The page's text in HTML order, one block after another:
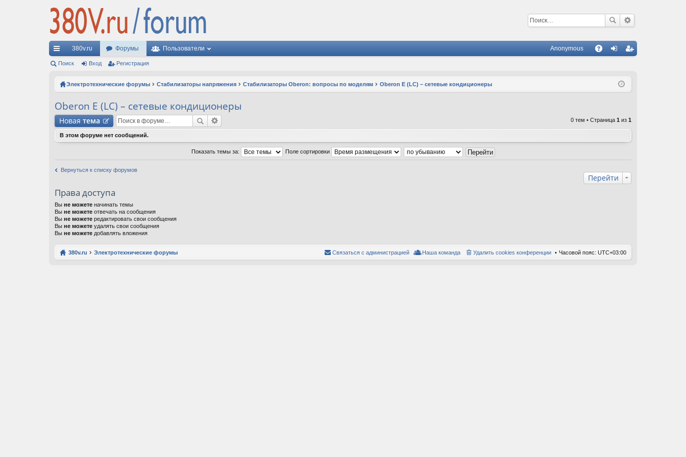
С
с
и
380v.ru Форумы Пользователи Anonymous
ис
Поиск Вход Регистрация
Электротехнические форумы Стабилизаторы напряжения Стабилизаторы Oberon: вопросы по моделям Oberon E (LC) – сетевые кондиционеры
Oberon E (LC) – сетевые кондиционеры
Новая тема 0 тем • Страница 1 из 1
В этом форуме нет сообщений.
Показать темы за: Поле сортировки
Вернуться к списку форумов
Перейти
Права доступа
Вы не можете начинать темы
Вы не можете отвечать на сообщения
Вы не можете редактировать свои сообщения
Вы не можете удалять свои сообщения
Вы не можете добавлять вложения
380v.ru Электротехнические форумы Часовой пояс: UTC+03:00
Удалить cookies конференции
Наша команда
Связаться с администрацией